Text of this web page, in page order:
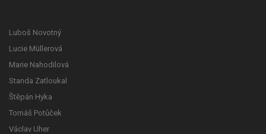
Luboš Novotný
Lucie Müllerová
Marie Nahodilová
Standa Zatloukal
Štěpán Hyka
Tomáš Potůček
Václav Uher